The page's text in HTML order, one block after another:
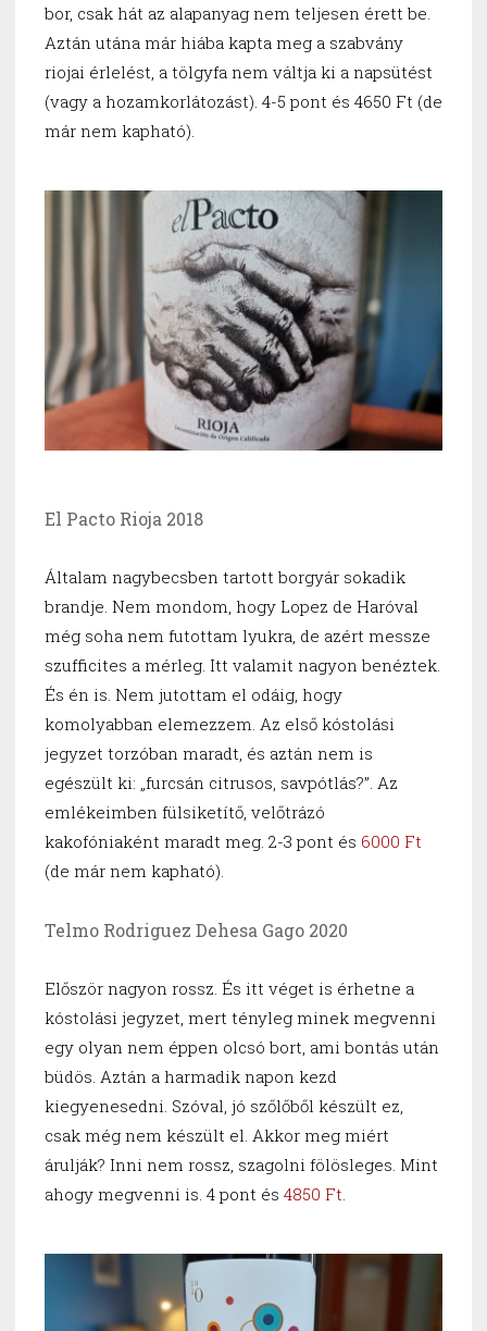
bor, csak hát az alapanyag nem teljesen érett be.
Aztán utána már hiába kapta meg a szabvány
riojai érlelést, a tölgyfa nem váltja ki a napsütést
(vagy a hozamkorlátozást). 4-5 pont és 4650 Ft (de
már nem kapható).
El Pacto Rioja 2018
Általam nagybecsben tartott borgyár sokadik
brandje. Nem mondom, hogy Lopez de Haróval
még soha nem futottam lyukra, de azért messze
szufficites a mérleg. Itt valamit nagyon benéztek.
És én is. Nem jutottam el odáig, hogy
komolyabban elemezzem. Az első kóstolási
jegyzet torzóban maradt, és aztán nem is
egészült ki: „furcsán citrusos, savpótlás?”. Az
emlékeimben fülsiketítő, velőtrázó
kakofóniaként maradt meg. 2-3 pont és 6000 Ft
(de már nem kapható).
Telmo Rodriguez Dehesa Gago 2020
Először nagyon rossz. És itt véget is érhetne a
kóstolási jegyzet, mert tényleg minek megvenni
egy olyan nem éppen olcsó bort, ami bontás után
büdös. Aztán a harmadik napon kezd
kiegyenesedni. Szóval, jó szőlőből készült ez,
csak még nem készült el. Akkor meg miért
árulják? Inni nem rossz, szagolni fölösleges. Mint
ahogy megvenni is. 4 pont és 4850 Ft.